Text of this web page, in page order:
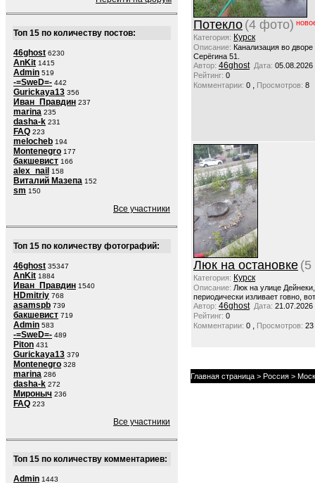
Топ 15 по количеству постов:
46ghost 6230
AnKit 1415
Admin 519
-=SweD=- 442
Gurickaya13 356
Иван_Правдин 237
marina 235
dasha-k 231
FAQ 223
melocheb 194
Montenegro 177
бакшевист 166
alex_nail 158
Виталий Мазепа 152
sm 150
Все участники
Топ 15 по количеству фотографий:
46ghost 35347
AnKit 1884
Иван_Правдин 1540
HDmitriy 768
asamspb 739
бакшевист 719
Admin 583
-=SweD=- 489
Piton 431
Gurickaya13 379
Montenegro 328
marina 286
dasha-k 272
Мироныч 236
FAQ 223
Все участники
Топ 15 по количеству комментариев:
Admin 1443
Потекло (4 фото)
Категория: Курск
Описание: Канализация во
Серёгина 51.
Автор: 46ghost Дата: 05.08.2026
Рейтинг: 0
Комментарии: 0 , Просмотров: 8
Люк на остановке (5
Категория: Курск
Описание: Люк на улице
периодически изливает говно,
Автор: 46ghost Дата: 21.07.2026
Рейтинг: 0
Комментарии: 0 , Просмотров: 23
Главная страница > Россия >